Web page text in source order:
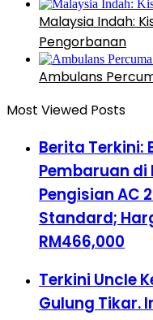
Malaysia Indah:
Pengorbanan
Ambulans
Most Viewed Posts
Berita Terkini:
Pembaruan di
Pengisian AC
Standard;
RM466,000
Terkini Uncle
Gulung Tikar.